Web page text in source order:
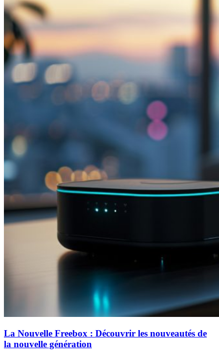
La Nouvelle Freebox : Découvrir les nouveautés de
la nouvelle génération